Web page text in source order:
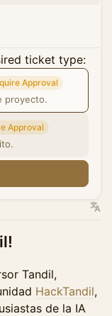
ticket type:
Approval
proyecto.
Approval
Tandil,
HackTandil,
de la IA